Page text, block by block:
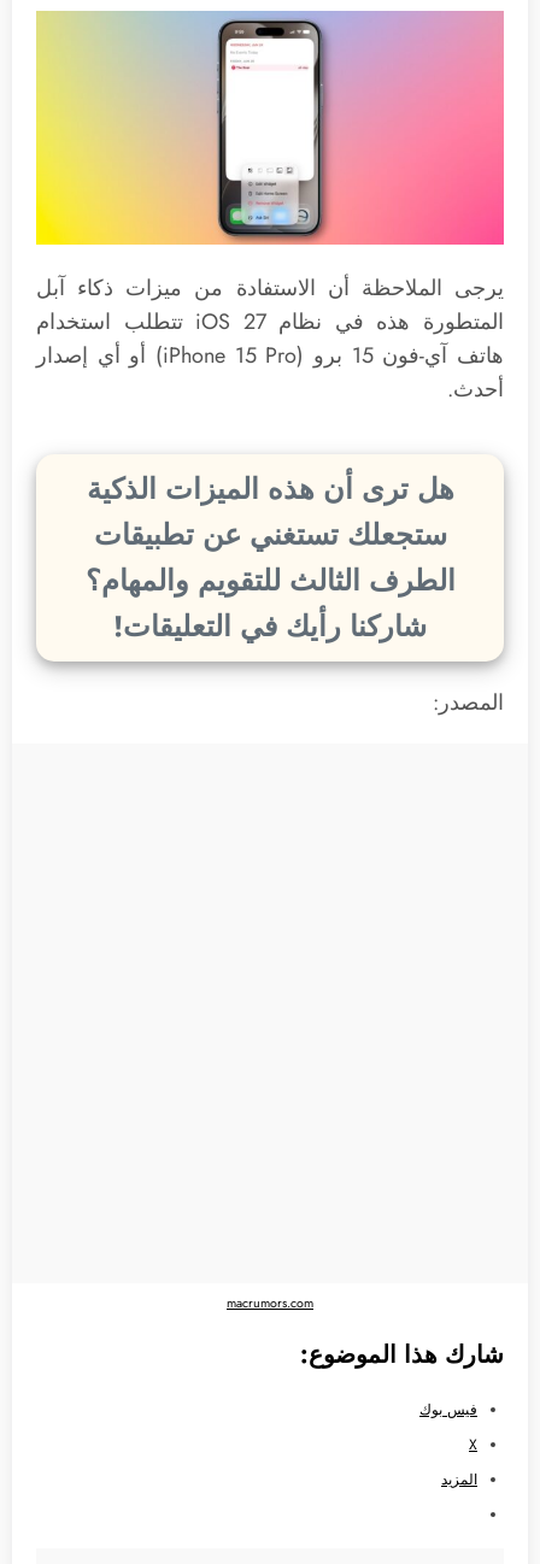
يرجى الملاحظة أن الاستفادة من ميزات ذكاء آبل
المتطورة هذه في نظام iOS 27 تتطلب استخدام
هاتف آي-فون 15 برو (iPhone 15 Pro) أو أي إصدار
أحدث.
هل ترى أن هذه الميزات الذكية
ستجعلك تستغني عن تطبيقات
الطرف الثالث للتقويم والمهام؟
شاركنا رأيك في التعليقات!
المصدر:
macrumors.com
شارك هذا الموضوع:
فيس بوك
X
المزيد